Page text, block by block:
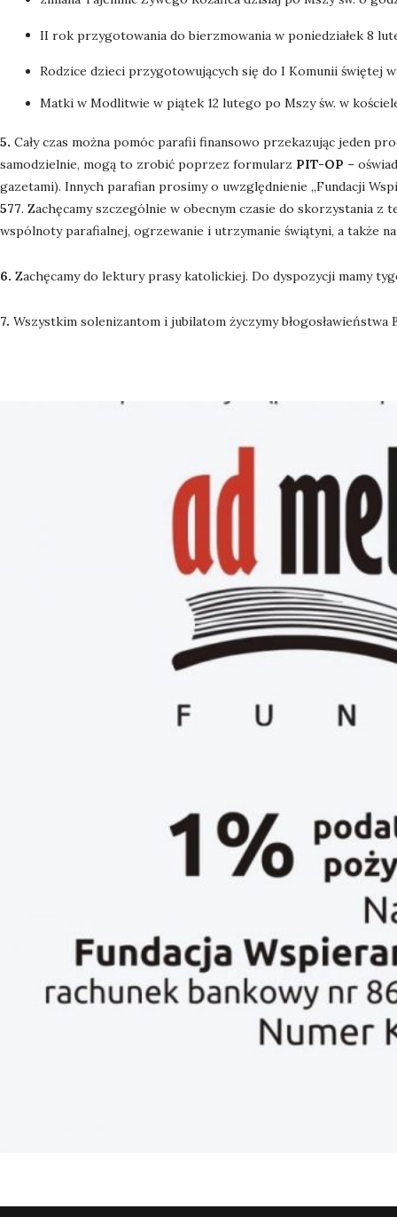
II rok przygotowania do bierzmowania w poniedziałek 8
Rodzice dzieci przygotowujących się do I Komunii świętej
Matki w Modlitwie w piątek 12 lutego po Mszy św. w
5. Cały czas można pomóc parafii finansowo przekazując jeden
samodzielnie, mogą to zrobić poprzez formularz PIT-OP –
gazetami). Innych parafian prosimy o uwzględnienie „Fundacji
577. Zachęcamy szczególnie w obecnym czasie do skorzystania
wspólnoty parafialnej, ogrzewanie i utrzymanie świątyni, a także
6. Zachęcamy do lektury prasy katolickiej. Do dyspozycji mamy
7. Wszystkim solenizantom i jubilatom życzymy